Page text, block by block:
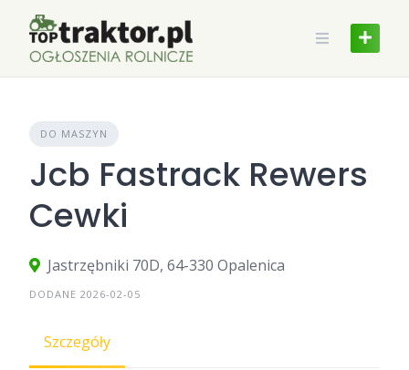
content
DO MASZYN
Jcb Fastrack Rewers
Cewki
Jastrzębniki 70D, 64-330 Opalenica
DODANE 2026-02-05
Szczegóły